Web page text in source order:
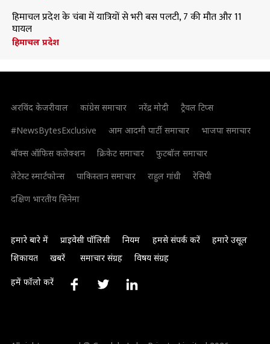
हिमाचल प्रदेश के चंबा में यात्रियों से भरी बस पलटी, 7 की मौत और 11
घायल
हिमाचल प्रदेश
अरविंद केजरीवाल कांग्रेस समाचार नरेंद्र मोदी
ट्रैवल टिप्स
#NewsBytesExclusive
आम आदमी पार्टी समाचार
भाजपा समाचार
बॉक्स ऑफिस कलेक्शन
क्रिकेट समाचार
फुटबॉल समाचार
लेटेस्ट स्मार्टफोन्स
पाकिस्तान समाचार राहुल गांधी
रेसिपी
दक्षिण भारतीय सिनेमा
हमारे बारे में प्राइवेसी पॉलिसी नियम हमसे संपर्क करें
हमारे उसूल
शिकायत
खबरें समाचार संग्रह विषय संग्रह
हमें फॉलो करें